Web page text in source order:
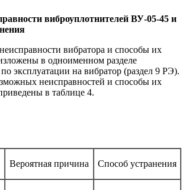
виброуплотнителей ВУ-05-45 и
вибратора и способы их
в одноименном разделе
по эксплуатации на вибратор (раздел 9 РЭ).
неисправностей и способы их
в таблице 4.
Вероятная причина Способ устранения